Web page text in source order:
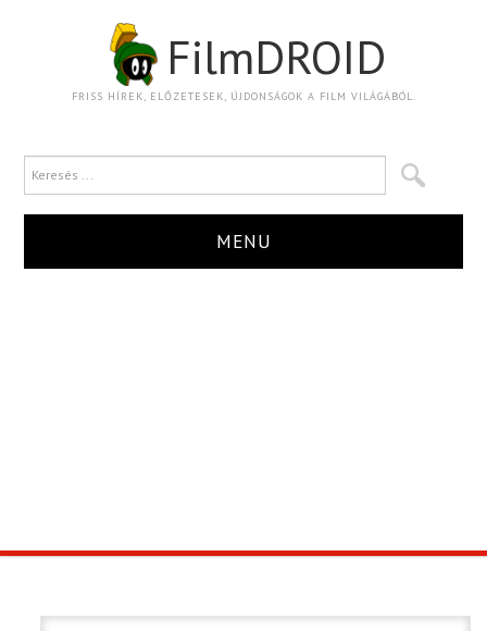
FilmDROID
FRISS HÍREK, ELŐZETESEK, ÚJDONSÁGOK A FILM VILÁGÁBÓL.
MENU